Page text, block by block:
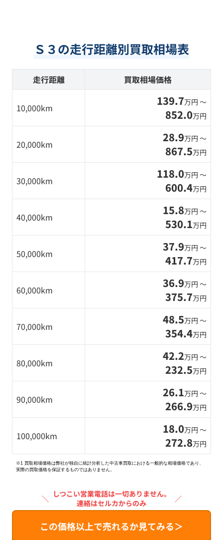
Ｓ３の走行距離別買取相場表
走行距離 買取相場価格
10,000km 139.7万円 〜
852.0万円
20,000km 28.9万円 〜
867.5万円
30,000km 118.0万円 〜
600.4万円
40,000km 15.8万円 〜
530.1万円
50,000km 37.9万円 〜
417.7万円
60,000km 36.9万円 〜
375.7万円
70,000km 48.5万円 〜
354.4万円
80,000km 42.2万円 〜
232.5万円
90,000km 26.1万円 〜
266.9万円
100,000km 18.0万円 〜
272.8万円
※1 買取相場価格は弊社が独自に統計分析した中古車買取における一般的な相場価格であり、
実際の買取価格を保証するものではありません。
＼ しつこい営業電話は一切ありません。
連絡はセルカからのみ
／
この価格以上で売れるか見てみる＞